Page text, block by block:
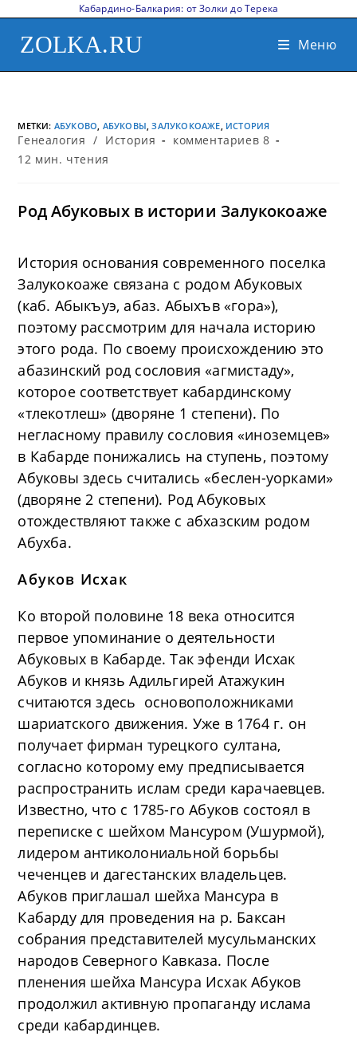
Кабардино-Балкария: от Золки до Терека
ZOLKA.RU Меню
МЕТКИ: АБУКОВО, АБУКОВЫ, ЗАЛУКОКОАЖЕ, ИСТОРИЯ
Генеалогия / История
комментариев 8
12 мин. чтения
Род Абуковых в истории Залукокоаже
История основания современного поселка
Залукокоаже связана с родом Абуковых
(каб. Абыкъуэ, абаз. Абыхъв «гора»),
поэтому рассмотрим для начала историю
этого рода. По своему происхождению это
абазинский род сословия «агмистаду»,
которое соответствует кабардинскому
«тлекотлеш» (дворяне 1 степени). По
негласному правилу сословия «иноземцев»
в Кабарде понижались на ступень, поэтому
Абуковы здесь считались «беслен-уорками»
(дворяне 2 степени). Род Абуковых
отождествляют также с абхазским родом
Абухба.
Абуков Исхак
Ко второй половине 18 века относится
первое упоминание о деятельности
Абуковых в Кабарде. Так эфенди Исхак
Абуков и князь Адильгирей Атажукин
считаются здесь основоположниками
шариатского движения. Уже в 1764 г. он
получает фирман турецкого султана,
согласно которому ему предписывается
распространить ислам среди карачаевцев.
Известно, что с 1785-го Абуков состоял в
переписке с шейхом Мансуром (Ушурмой),
лидером антиколониальной борьбы
чеченцев и дагестанских владельцев.
Абуков приглашал шейха Мансура в
Кабарду для проведения на р. Баксан
собрания представителей мусульманских
народов Северного Кавказа. После
пленения шейха Мансура Исхак Абуков
продолжил активную пропаганду ислама
среди кабардинцев.